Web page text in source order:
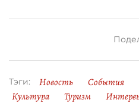
Тэги: Новость События
Культура
Туризм